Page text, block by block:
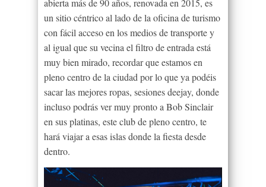
abierta más de 90 años, renovada en 2015, es
un sitio céntrico al lado de la oficina de turismo
con fácil acceso en los medios de transporte y
al igual que su vecina el filtro de entrada está
muy bien mirado, recordar que estamos en
pleno centro de la ciudad por lo que ya podéis
sacar las mejores ropas, sesiones deejay, donde
incluso podrás ver muy pronto a Bob Sinclair
en sus platinas, este club de pleno centro, te
hará viajar a esas islas donde la fiesta desde
dentro.